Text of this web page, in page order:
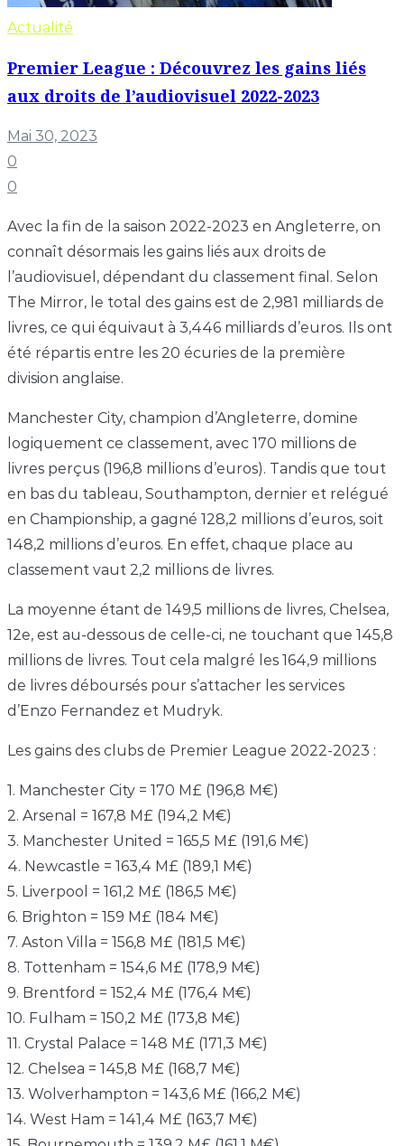
Actualité
Premier League : Découvrez les gains liés
aux droits de l’audiovisuel 2022-2023
Mai 30, 2023
0
0
Avec la fin de la saison 2022-2023 en Angleterre, on
connaît désormais les gains liés aux droits de
l’audiovisuel, dépendant du classement final. Selon
The Mirror, le total des gains est de 2,981 milliards de
livres, ce qui équivaut à 3,446 milliards d’euros. Ils ont
été répartis entre les 20 écuries de la première
division anglaise.
Manchester City, champion d’Angleterre, domine
logiquement ce classement, avec 170 millions de
livres perçus (196,8 millions d’euros). Tandis que tout
en bas du tableau, Southampton, dernier et relégué
en Championship, a gagné 128,2 millions d’euros, soit
148,2 millions d’euros. En effet, chaque place au
classement vaut 2,2 millions de livres.
La moyenne étant de 149,5 millions de livres, Chelsea,
12e, est au-dessous de celle-ci, ne touchant que 145,8
millions de livres. Tout cela malgré les 164,9 millions
de livres déboursés pour s’attacher les services
d’Enzo Fernandez et Mudryk.
Les gains des clubs de Premier League 2022-2023 :
1. Manchester City = 170 M£ (196,8 M€)
2. Arsenal = 167,8 M£ (194,2 M€)
3. Manchester United = 165,5 M£ (191,6 M€)
4. Newcastle = 163,4 M£ (189,1 M€)
5. Liverpool = 161,2 M£ (186,5 M€)
6. Brighton = 159 M£ (184 M€)
7. Aston Villa = 156,8 M£ (181,5 M€)
8. Tottenham = 154,6 M£ (178,9 M€)
9. Brentford = 152,4 M£ (176,4 M€)
10. Fulham = 150,2 M£ (173,8 M€)
11. Crystal Palace = 148 M£ (171,3 M€)
12. Chelsea = 145,8 M£ (168,7 M€)
13. Wolverhampton = 143,6 M£ (166,2 M€)
14. West Ham = 141,4 M£ (163,7 M€)